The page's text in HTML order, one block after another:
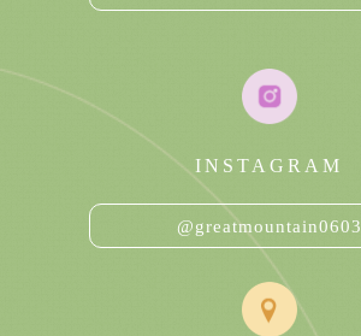
INSTAGRAM
@greatmountain0603